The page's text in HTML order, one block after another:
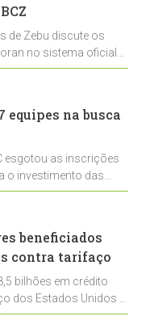
de Zebu discute os
no sistema oficial
expansão na
equipes na busca
esgotou as inscrições
o investimento das
Crioulos voltados
beneficiados
contra tarifaço
bilhões em crédito
dos Estados Unidos e